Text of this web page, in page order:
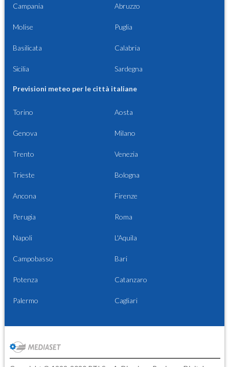
Campania Abruzzo
Molise Puglia
Basilicata Calabria
Sicilia Sardegna
Previsioni meteo per le città italiane
Torino Aosta
Genova Milano
Trento Venezia
Trieste Bologna
Ancona Firenze
Perugia Roma
Napoli L'Aquila
Campobasso Bari
Potenza Catanzaro
Palermo Cagliari